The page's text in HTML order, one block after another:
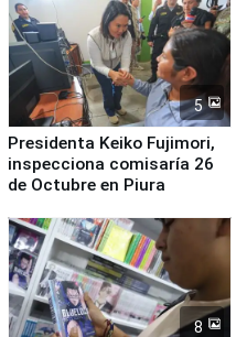
Derecho Colectivo"
5
Presidenta Keiko Fujimori,
inspecciona comisaría 26
de Octubre en Piura
8